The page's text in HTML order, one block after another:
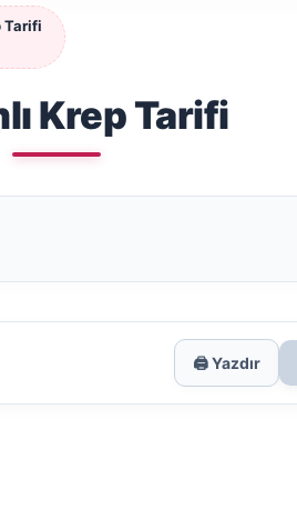
Tarifi
Krep Tarifi
🖨️ Yazdır